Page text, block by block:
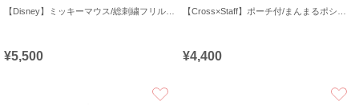
¥5,500 ¥4,400